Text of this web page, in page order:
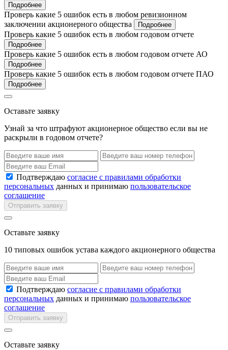
Подробнее
Проверь какие 5 ошибок есть в любом ревизионном
заключении акционерного общества
Подробнее
Проверь какие 5 ошибок есть в любом годовом отчете
Подробнее
Проверь какие 5 ошибок есть в любом годовом отчете АО
Подробнее
Проверь какие 5 ошибок есть в любом годовом отчете ПАО
Подробнее
Оставьте заявку
Узнай за что штрафуют акционерное общество если вы не
раскрыли в годовом отчете?
Подтверждаю согласие с правилами обработки
персональных данных и принимаю пользовательское
соглашение
Отправить заявку
Оставьте заявку
10 типовых ошибок устава каждого акционерного общества
Подтверждаю согласие с правилами обработки
персональных данных и принимаю пользовательское
соглашение
Отправить заявку
Оставьте заявку